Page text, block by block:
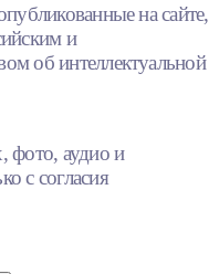
на сайте,
и
об интеллектуальной
фото, аудио и
с согласия